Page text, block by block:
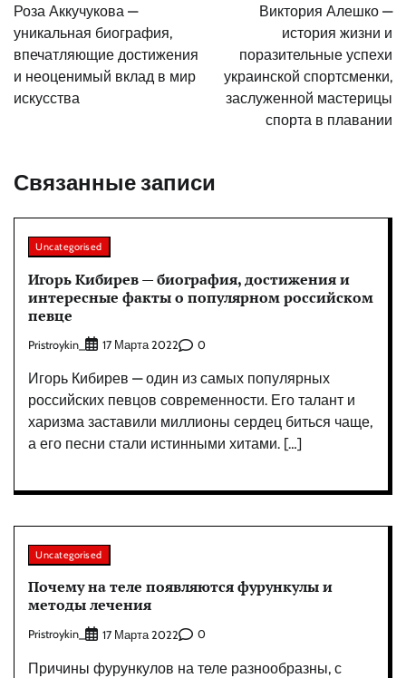
записям
Роза Аккучукова —
уникальная биография,
впечатляющие достижения
и неоценимый вклад в мир
искусства
Виктория Алешко —
история жизни и
поразительные успехи
украинской спортсменки,
заслуженной мастерицы
спорта в плавании
Связанные записи
Uncategorised
Игорь Кибирев — биография, достижения и
интересные факты о популярном российском
певце
Pristroykin_ 17 Марта 2022 0
Игорь Кибирев — один из самых популярных
российских певцов современности. Его талант и
харизма заставили миллионы сердец биться чаще,
а его песни стали истинными хитами. […]
Uncategorised
Почему на теле появляются фурункулы и
методы лечения
Pristroykin_ 17 Марта 2022 0
Причины фурункулов на теле разнообразны, с